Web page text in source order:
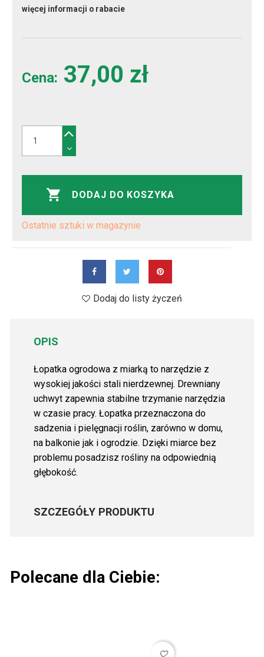
więcej informacji o rabacie
Cena: 37,00 zł
DODAJ DO KOSZYKA
Ostatnie sztuki w magazynie
Dodaj do listy życzeń
OPIS
Łopatka ogrodowa z miarką to narzędzie z
wysokiej jakości stali nierdzewnej. Drewniany
uchwyt zapewnia stabilne trzymanie narzędzia
w czasie pracy. Łopatka przeznaczona do
sadzenia i pielęgnacji roślin, zarówno w domu,
na balkonie jak i ogrodzie. Dzięki miarce bez
problemu posadzisz rośliny na odpowiednią
głębokość.
SZCZEGÓŁY PRODUKTU
Polecane dla Ciebie:
favorite_border